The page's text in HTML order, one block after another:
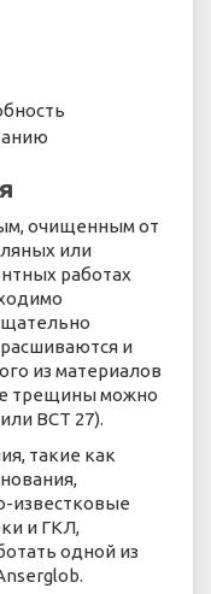
очищенным от
или
работах
и
из материалов
трещины можно
ВСТ 27).
такие как
известковые
и ГКЛ,
одной из